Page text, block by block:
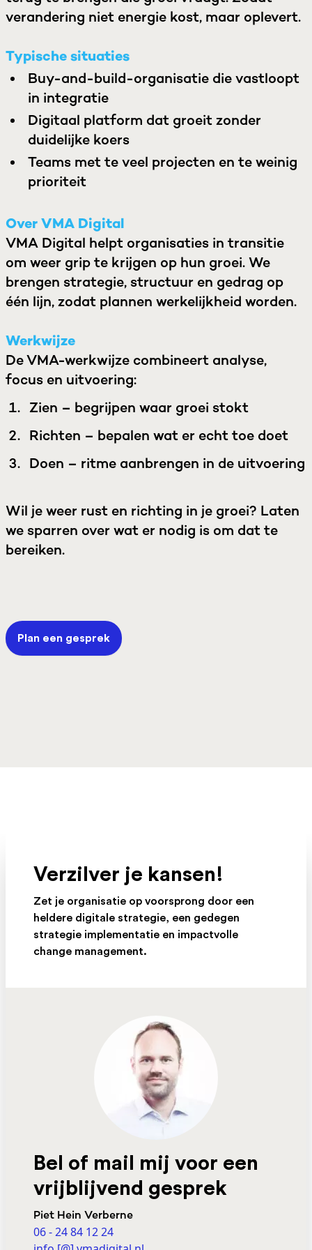
verandering niet energie kost, maar oplevert.
Typische situaties
Buy-and-build-organisatie die vastloopt
in integratie
Digitaal platform dat groeit zonder
duidelijke koers
Teams met te veel projecten en te weinig
prioriteit
Over VMA Digital
VMA Digital helpt organisaties in transitie
om weer grip te krijgen op hun groei. We
brengen strategie, structuur en gedrag op
één lijn, zodat plannen werkelijkheid worden.
Werkwijze
DeVMA-werkwijze combineert analyse,
focus en uitvoering:
Zien – begrijpen waar groei stokt
Richten – bepalen wat er echt toe doet
Doen – ritme aanbrengen in de uitvoering
Wil je weer rust en richting in je groei? Laten
we sparren over wat er nodig is om dat te
bereiken.
Plan een gesprek
Verzilver je kansen!
Zet je organisatie op voorsprong door een
heldere digitale strategie, een gedegen
strategie implementatie en impactvolle
change management.
Bel of mail mij voor een
vrijblijvend gesprek
Piet Hein Verberne
06 - 24 84 12 24